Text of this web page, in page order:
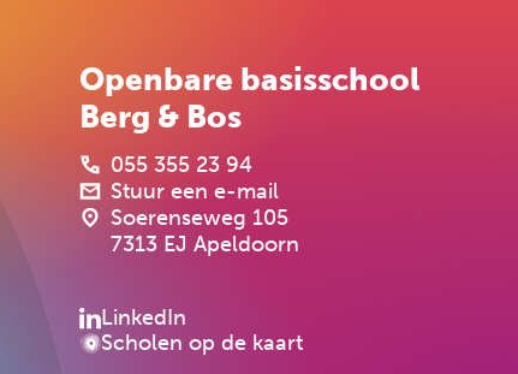
Openbare basisschool
Berg & Bos
055 355 23 94
Stuur een e-mail
Soerenseweg 105
7313 EJ Apeldoorn
LinkedIn
Scholen op de kaart